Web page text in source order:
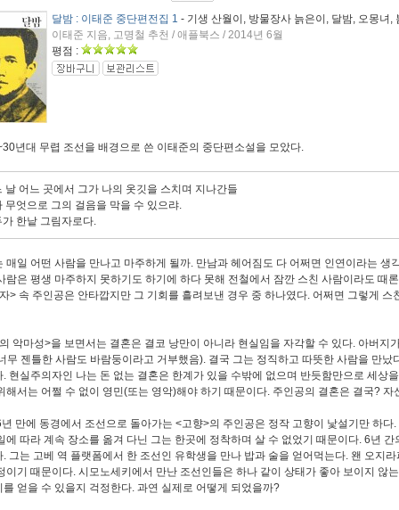
달밤 : 이태준 중단편전집 1 - 기생 산월이, 방물장사 늙은이, 달밤, 오몽녀,
이태준 지음, 고명철 추천 / 애플북스 / 2014년 6월
평점 :
년대 무렵 조선을 배경으로 쓴 이태준의 중단편소설을 모았다.
날 어느 곳에서 그가 나의 옷깃을 스치며 지나간들
무엇으로 그의 걸음을 막을 수 있으랴.
가 한낱 그림자로다.
매일 어떤 사람을 만나고 마주하게 될까. 만남과 헤어짐도 다 어쩌면 인연이라는 생
람은 평생 마주하지 못하기도 하기에 하다 못해 전철에서 잠깐 스친 사람이라도 때
> 속 주인공은 안타깝지만 그 기회를 흘려보낸 경우 중 하나였다. 어쩌면 그렇게
악마성>을 보면서는 결혼은 결코 낭만이 아니라 현실임을 자각할 수 있다. 아버지
무 젠틀한 사람도 바람둥이라고 거부했음). 결국 그는 정직하고 따뜻한 사람을 만
. 현실주의자인 나는 돈 없는 결혼은 한계가 있을 수밖에 없으며 반듯함만으로 세상
해서는 어쩔 수 없이 영민(또는 영악)해야 하기 때문이다. 주인공의 결혼은 결국?
만에 동경에서 조선으로 돌아가는 <고향>의 주인공은 정작 고향이 낯설기만 하
에 따라 계속 장소를 옮겨 다닌 그는 한곳에 정착하며 살 수 없었기 때문이다. 6년
. 그는 고베 역 플랫폼에서 한 조선인 유학생을 만나 밥과 술을 얻어먹는다. 왠 오지
이기 때문이다. 시모노세키에서 만난 조선인들은 하나 같이 상태가 좋아 보이지 않
를 얻을 수 있을지 걱정한다. 과연 실제로 어떻게 되었을까?